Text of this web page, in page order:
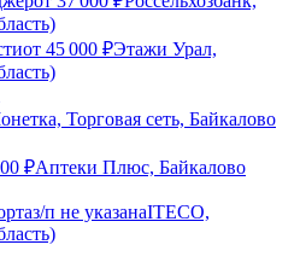
от 45 000 ₽Этажи Урал,
Торговая сеть, Байкалово
₽Аптеки Плюс, Байкалово
з/п не указанаITECO,